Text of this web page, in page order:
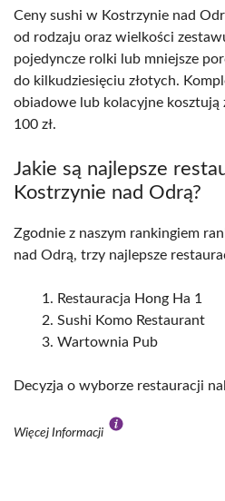
Ceny sushi w Kostrzynie nad
od rodzaju oraz wielkości
pojedyncze rolki lub mniejsze
do kilkudziesięciu złotych.
obiadowe lub kolacyjne kosztują
100 zł.
Jakie są najlepsze
Kostrzynie nad Odrą?
Zgodnie z naszym rankingiem
nad Odrą, trzy najlepsze
Restauracja Hong Ha 1
Sushi Komo Restaurant
Wartownia Pub
Decyzja o wyborze restauracji
Więcej Informacji